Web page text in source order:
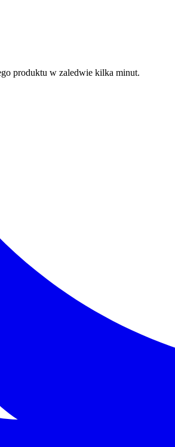
produktu w zaledwie kilka minut.